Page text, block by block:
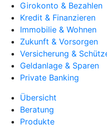
Girokonto & Bezahlen
Kredit & Finanzieren
Immobilie & Wohnen
Zukunft & Vorsorgen
Versicherung &
Geldanlage & Sparen
Private Banking
Übersicht
Beratung
Produkte